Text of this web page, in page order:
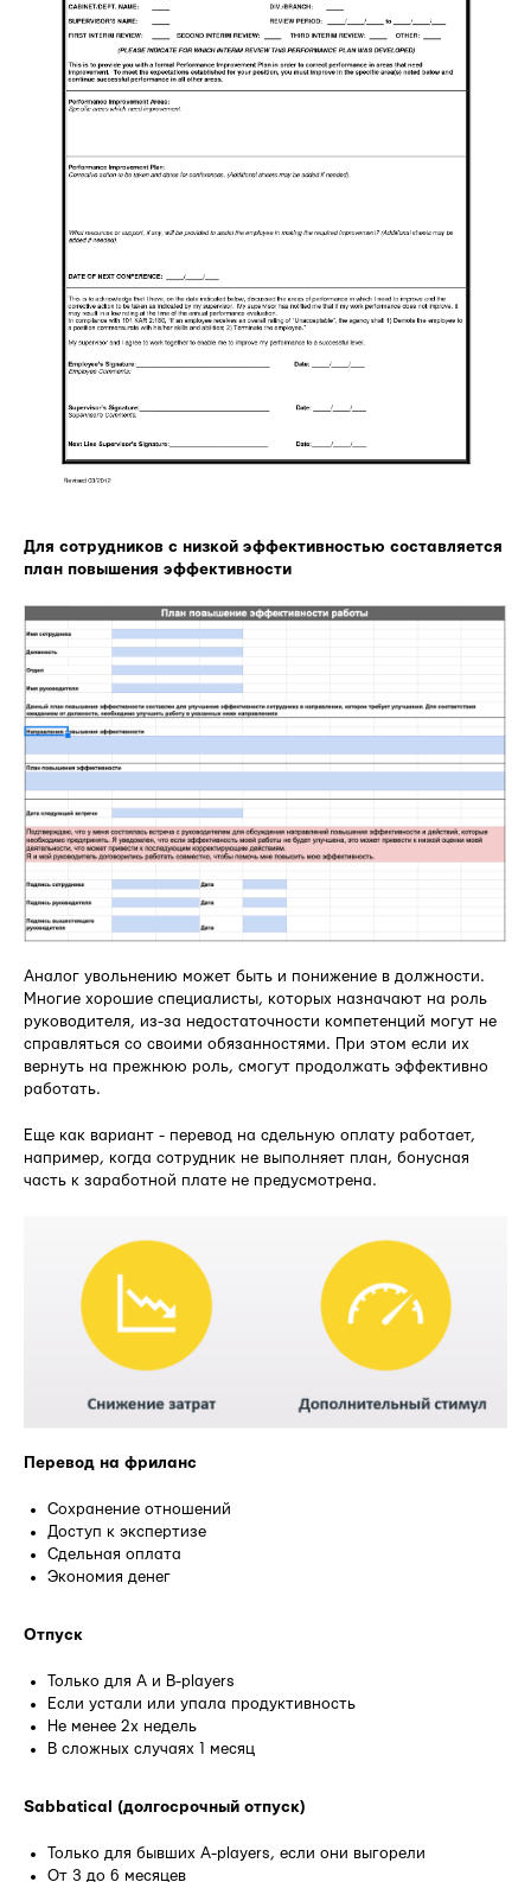
Для сотрудников с низкой эффективностью составляется
план повышения эффективности
Аналог увольнению может быть и понижение в должности.
Многие хорошие специалисты, которых назначают на роль
руководителя, из-за недостаточности компетенций могут не
справляться со своими обязанностями. При этом если их
вернуть на прежнюю роль, смогут продолжать эффективно
работать.
Еще как вариант - перевод на сдельную оплату работает,
например, когда сотрудник не выполняет план, бонусная
часть к заработной плате не предусмотрена.
Перевод на фриланс
Сохранение отношений
Доступ к экспертизе
Сдельная оплата
Экономия денег
Отпуск
Только для A и B-players
Если устали или упала продуктивность
Не менее 2х недель
В сложных случаях 1 месяц
Sabbatical (долгосрочный отпуск)
Только для бывших A-players, если они выгорели
От 3 до 6 месяцев